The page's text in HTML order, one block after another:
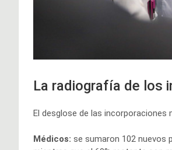
La radiografía de los
El desglose de las
Médicos: se sumaron 102 nuevos